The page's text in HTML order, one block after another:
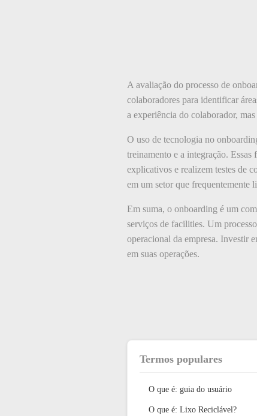
A avaliação do processo de
colaboradores para identificar
a experiência do colaborador,
O uso de tecnologia no
treinamento e a integração. Essas
explicativos e realizem testes de
em um setor que frequentemente
Em suma, o onboarding é um
serviços de facilities. Um
operacional da empresa. Investir
em suas operações.
Termos populares
O que é: guia do usuário
O que é: Lixo Reciclável?